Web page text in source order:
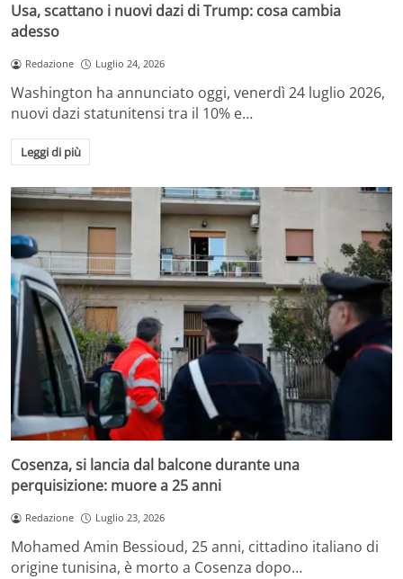
Usa, scattano i nuovi dazi di Trump: cosa cambia
adesso
Redazione Luglio 24, 2026
Washington ha annunciato oggi, venerdì 24 luglio 2026,
nuovi dazi statunitensi tra il 10% e…
Leggi di più
Cosenza, si lancia dal balcone durante una
perquisizione: muore a 25 anni
Redazione Luglio 23, 2026
Mohamed Amin Bessioud, 25 anni, cittadino italiano di
origine tunisina, è morto a Cosenza dopo…